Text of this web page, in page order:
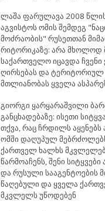
ლაშა ფარულავა 2008
აგვისტოს ომის შემდეგ
მოძრაობის" რუსეთთან
რიტორიკაზე: არა მხოლოდ
საქართველო იცავდა ჩვენი
ღირსებას და ტერიტორიულ
მთლიანობას ყველა
გიორგი ყარყარაშვილი
განცხადებაზე: ისეთი
თქვა, რაც ჩრდილს აყენებს
ომში დაღუპულ
ქართველ ხალხს
წარმოაჩენს, შენი სიტყვები
და რუსული სააგენტოების
წაღებული და ყველა
მკვლელს უწოდებენ